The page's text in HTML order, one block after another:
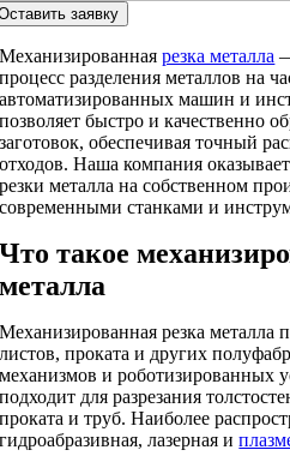
заявку
Механизированнаярезка металла
процесс разделения металлов на
автоматизированных машин и
позволяет быстро и качественно
заготовок, обеспечивая точный
отходов. Наша компания
резки металла на собственном
современными станками и
Что такое
металла
Механизированная резка металла
листов, проката и других
механизмов и роботизированных
подходит для разрезания
проката и труб. Наиболее
гидроабразивная, лазерная и